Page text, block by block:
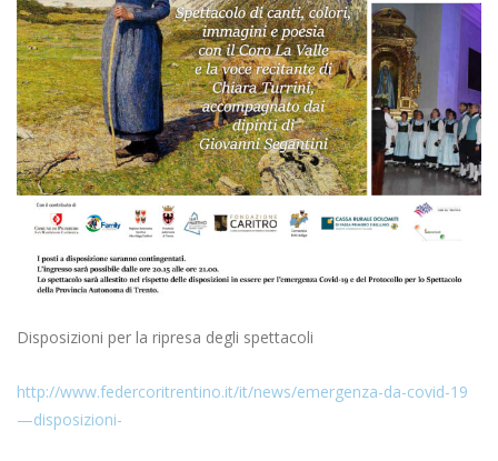
Disposizioni per la ripresa degli spettacoli
http://www.federcoritrentino.it/it/news/emergenza-da-covid-19
—disposizioni-